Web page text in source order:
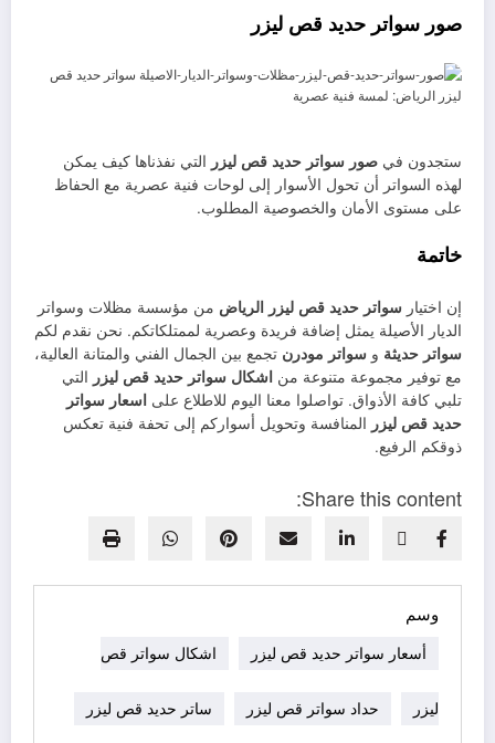
صور سواتر حديد قص ليزر
ستجدون في صور سواتر حديد قص ليزر التي نفذناها كيف يمكن
لهذه السواتر أن تحول الأسوار إلى لوحات فنية عصرية مع الحفاظ
على مستوى الأمان والخصوصية المطلوب.
خاتمة
إن اختيار سواتر حديد قص ليزر الرياض من مؤسسة مظلات وسواتر
الديار الأصيلة يمثل إضافة فريدة وعصرية لممتلكاتكم. نحن نقدم لكم
سواتر حديثة و سواتر مودرن تجمع بين الجمال الفني والمتانة العالية،
مع توفير مجموعة متنوعة من اشكال سواتر حديد قص ليزر التي
تلبي كافة الأذواق. تواصلوا معنا اليوم للاطلاع على اسعار سواتر
حديد قص ليزر المنافسة وتحويل أسواركم إلى تحفة فنية تعكس
ذوقكم الرفيع.
Share this content:
وسم
أسعار سواتر حديد قص ليزر اشكال سواتر قص
ليزر حداد سواتر قص ليزر ساتر حديد قص ليزر